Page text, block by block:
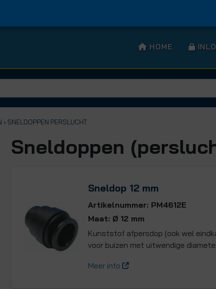
HOME
› SNELDOPPEN PERSLUCHT
Sneldoppen
Sneldop 12 mm
Artikelnummer: PM4612E
Maat: Ø 12 mm
Kunststof afpersdop (ook wel
voor buizen met uitwendige
Meer info